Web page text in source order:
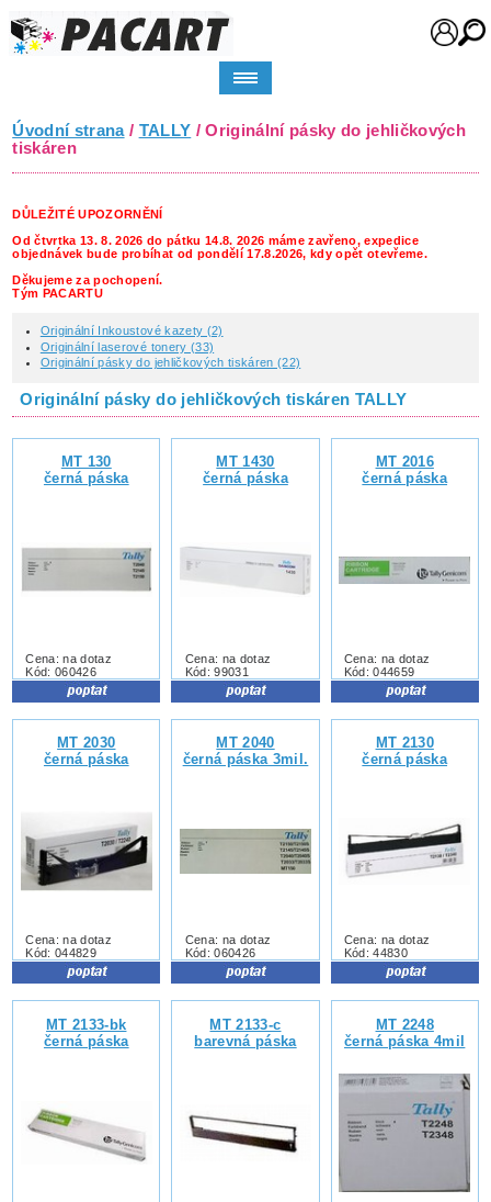
Úvodní strana/ TALLY / Originální pásky do jehličkových
tiskáren
DŮLEŽITÉ UPOZORNĚNÍ
Od čtvrtka 13. 8. 2026 do pátku 14.8. 2026 máme zavřeno, expedice
objednávek bude probíhat od pondělí 17.8.2026, kdy opět otevřeme.
Děkujeme za pochopení.
Tým PACARTU
Originální Inkoustové kazety (2)
Originální laserové tonery (33)
Originální pásky do jehličkových tiskáren (22)
Originální pásky do jehličkových tiskáren TALLY
MT 130
černá páska
Cena: na dotaz
Kód: 060426
MT 1430
černá páska
Cena: na dotaz
Kód: 99031
MT 2016
černá páska
Cena: na dotaz
Kód: 044659
MT 2030
černá páska
Cena: na dotaz
Kód: 044829
MT 2040
černá páska 3mil.
Cena: na dotaz
Kód: 060426
MT 2130
černá páska
Cena: na dotaz
Kód: 44830
MT 2133-bk
černá páska
MT 2133-c
barevná páska
MT 2248
černá páska 4mil